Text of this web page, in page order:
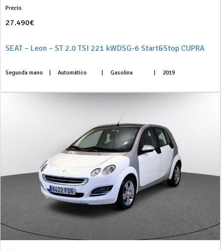
Precio
27.490€
SEAT – Leon – ST 2.0 TSI 221 kWDSG-6 Start&Stop CUPRA
Segunda mano Automático Gasolina 2019